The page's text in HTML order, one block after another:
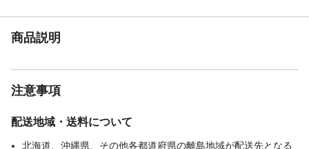
商品説明
注意事項
配送地域・送料について
北海道、沖縄県、その他各都道府県の離島地域が配送先となる